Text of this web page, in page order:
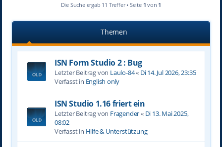
Die Suche ergab 11 Treffer • Seite 1 von 1
Themen
ISN Form Studio 2 : Bug
Letzter Beitrag von Laulo-84« Di 14. Jul 2026, 23:35
Verfasst in English only
ISN Studio 1.16 friert ein
Letzter Beitrag von Fragender« Di 13. Mai 2025,
08:02
Verfasst in Hilfe & Unterstützung